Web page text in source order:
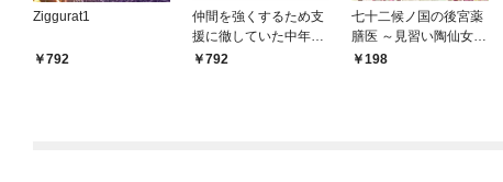
Ziggurat1
792
仲間を強くするため支
援に徹していた中年冒
険者、追放され自分だ
￥792
七十二候ノ国の後宮薬
膳医 ～見習い陶仙女で
すが、もふもふ達とお
198